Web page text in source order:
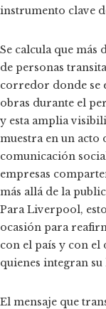
instrumento clave
Se calcula que más
de personas
corredor donde se
obras durante el
y esta amplia
muestra en un acto
comunicación
empresas
más allá de la
Para Liverpool,
ocasión para
con el país y con
quienes integran
El mensaje que